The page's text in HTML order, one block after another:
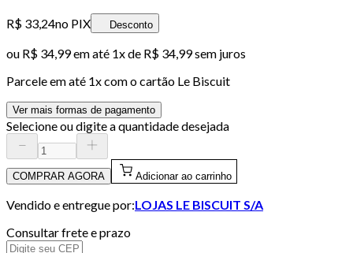
R$ 33,24no PIX Desconto
ou R$ 34,99em até 1x de R$ 34,99sem juros
Parcele em até 1x com o cartão Le Biscuit
Ver mais formas de pagamento
Selecione ou digite a quantidade desejada
COMPRAR AGORA Adicionar ao carrinho
Vendido e entregue por:LOJAS LE BISCUIT S/A
Consultar frete e prazo